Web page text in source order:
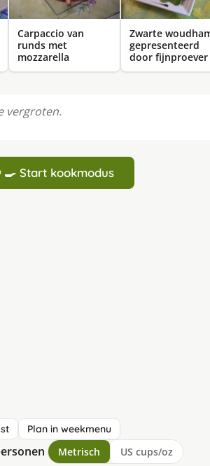
Carpaccio van
runds met
mozzarella
Zwarte
gepresenteerd
door fijnproever
vergroten.
Start kookmodus
Plan in weekmenu
Metrisch US cups/oz